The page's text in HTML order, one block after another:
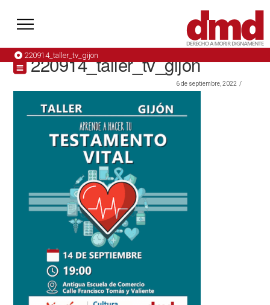
220914_taller_tv_gijon
220914_taller_tv_gijon
6 de septiembre, 2022